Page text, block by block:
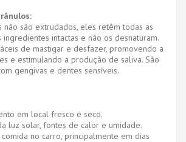
não são extrudados, eles retêm todas as
intactas e não os desnaturam.
de mastigar e desfazer, promovendo a
e estimulando a produção de saliva. São
gengivas e dentes sensíveis.
em local fresco e seco.
luz solar, fontes de calor e umidade.
no carro, principalmente em dias